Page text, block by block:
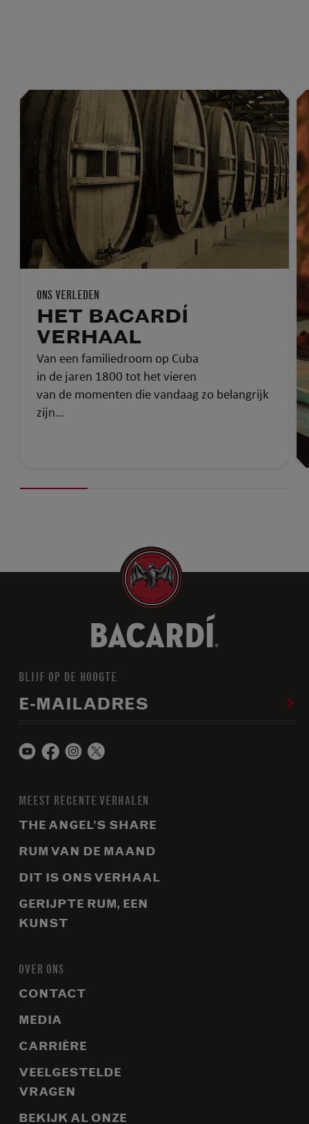
ONS VERLEDEN
HET BACARDÍ
VERHAAL
Van een familiedroom op Cuba
in de jaren 1800 tot het vieren
van de momenten die vandaag zo belangrijk
zijn…
BLIJF OP DE HOOGTE
E-MAILADRES
MEEST RECENTE VERHALEN
THE ANGEL’S SHARE
RUM VAN DE MAAND
DIT IS ONS VERHAAL
GERIJPTE RUM, EEN
KUNST
OVER ONS
CONTACT
MEDIA
CARRIÈRE
VEELGESTELDE
VRAGEN
BEKIJK AL ONZE